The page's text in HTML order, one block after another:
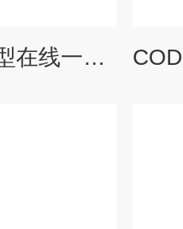
DDG-2519智能型在线一体式电导率仪